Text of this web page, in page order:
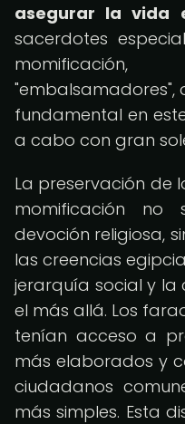
asegurar la vida
sacerdotes
fundamental en
a cabo con gran
La preservación de
momificación
devoción religiosa,
las creencias
jerarquía social y la
el más allá. Los
tenían acceso a
más elaborados y
ciudadanos
más simples. Esta